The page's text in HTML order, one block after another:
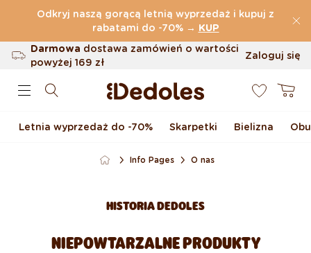
Przejdź do treści
Odkryj naszą gorącą letnią wyprzedaż i kupuj z
rabatami do -70% → KUP
(32.815 Opinie)
Darmowa dostawa zamówień o wartości
powyżej169 zł
Możliwość zwrotu w ciągu 100 dni
Zaloguj się
Koszyk
Letnia wyprzedaż do -70% Skarpetki Bielizna
Info Pages O nas
HISTORIA DEDOLES
NIEPOWTARZALNE PRODUKTY